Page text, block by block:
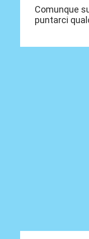
Comunque
puntarci